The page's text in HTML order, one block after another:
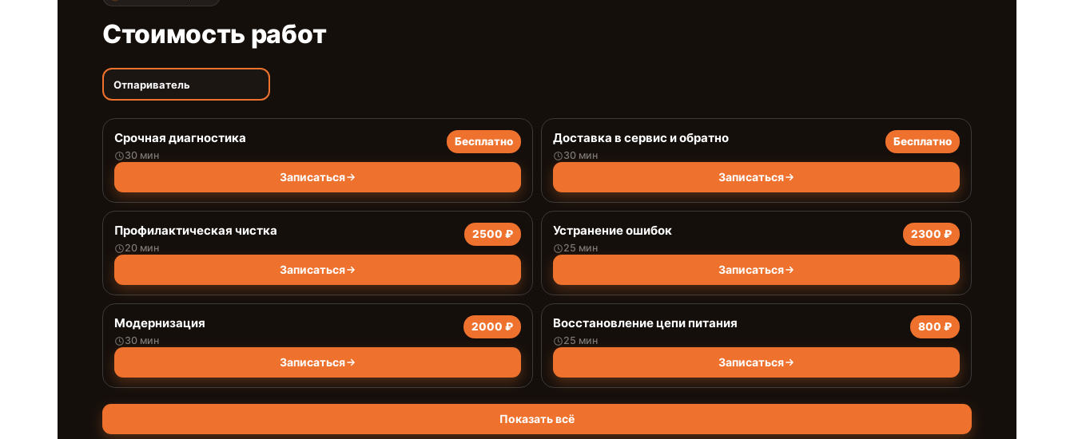
Стоимость работ
Отпариватель
Срочная диагностика
30 мин
Бесплатно
Записаться
Доставка в сервис и обратно
30 мин
Бесплатно
Записаться
Профилактическая чистка
20 мин
2500 ₽
Записаться
Устранение ошибок
25 мин
2300 ₽
Записаться
Модернизация
30 мин
2000 ₽
Записаться
Восстановление цепи питания
25 мин
800 ₽
Записаться
Показать всё